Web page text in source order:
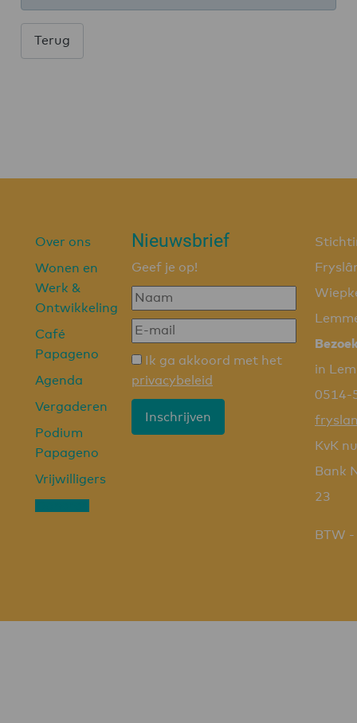
Terug
Over ons
Wonen en
Werk &
Ontwikkeling
Café
Papageno
Agenda
Vergaderen
Podium
Papageno
Vrijwilligers
Nieuwsbrief
Geef je op!
Ik ga akkoord met het
privacybeleid
Inschrijven
in
0514-
KvK
Bank
23
BTW